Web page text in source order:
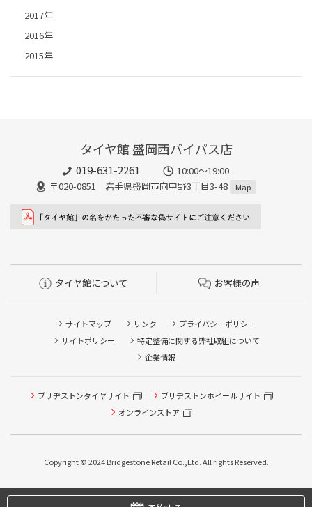
2017年
2016年
2015年
タイヤ館 盛岡西バイパス店
019-631-2261
10:00～19:00
〒020-0851 岩手県盛岡市向中野3丁目3-48
Map
タイヤ館について お客様の声
サイトマップ リンク
プライバシーポリシー
サイトポリシー
特定整備に関する弊社取組について
企業情報
ブリヂストンタイヤサイト
ブリヂストンホイールサイト
オンラインストア
Copyright © 2024 Bridgestone Retail Co.,Ltd. All rights Reserved.
ピット作業の予約